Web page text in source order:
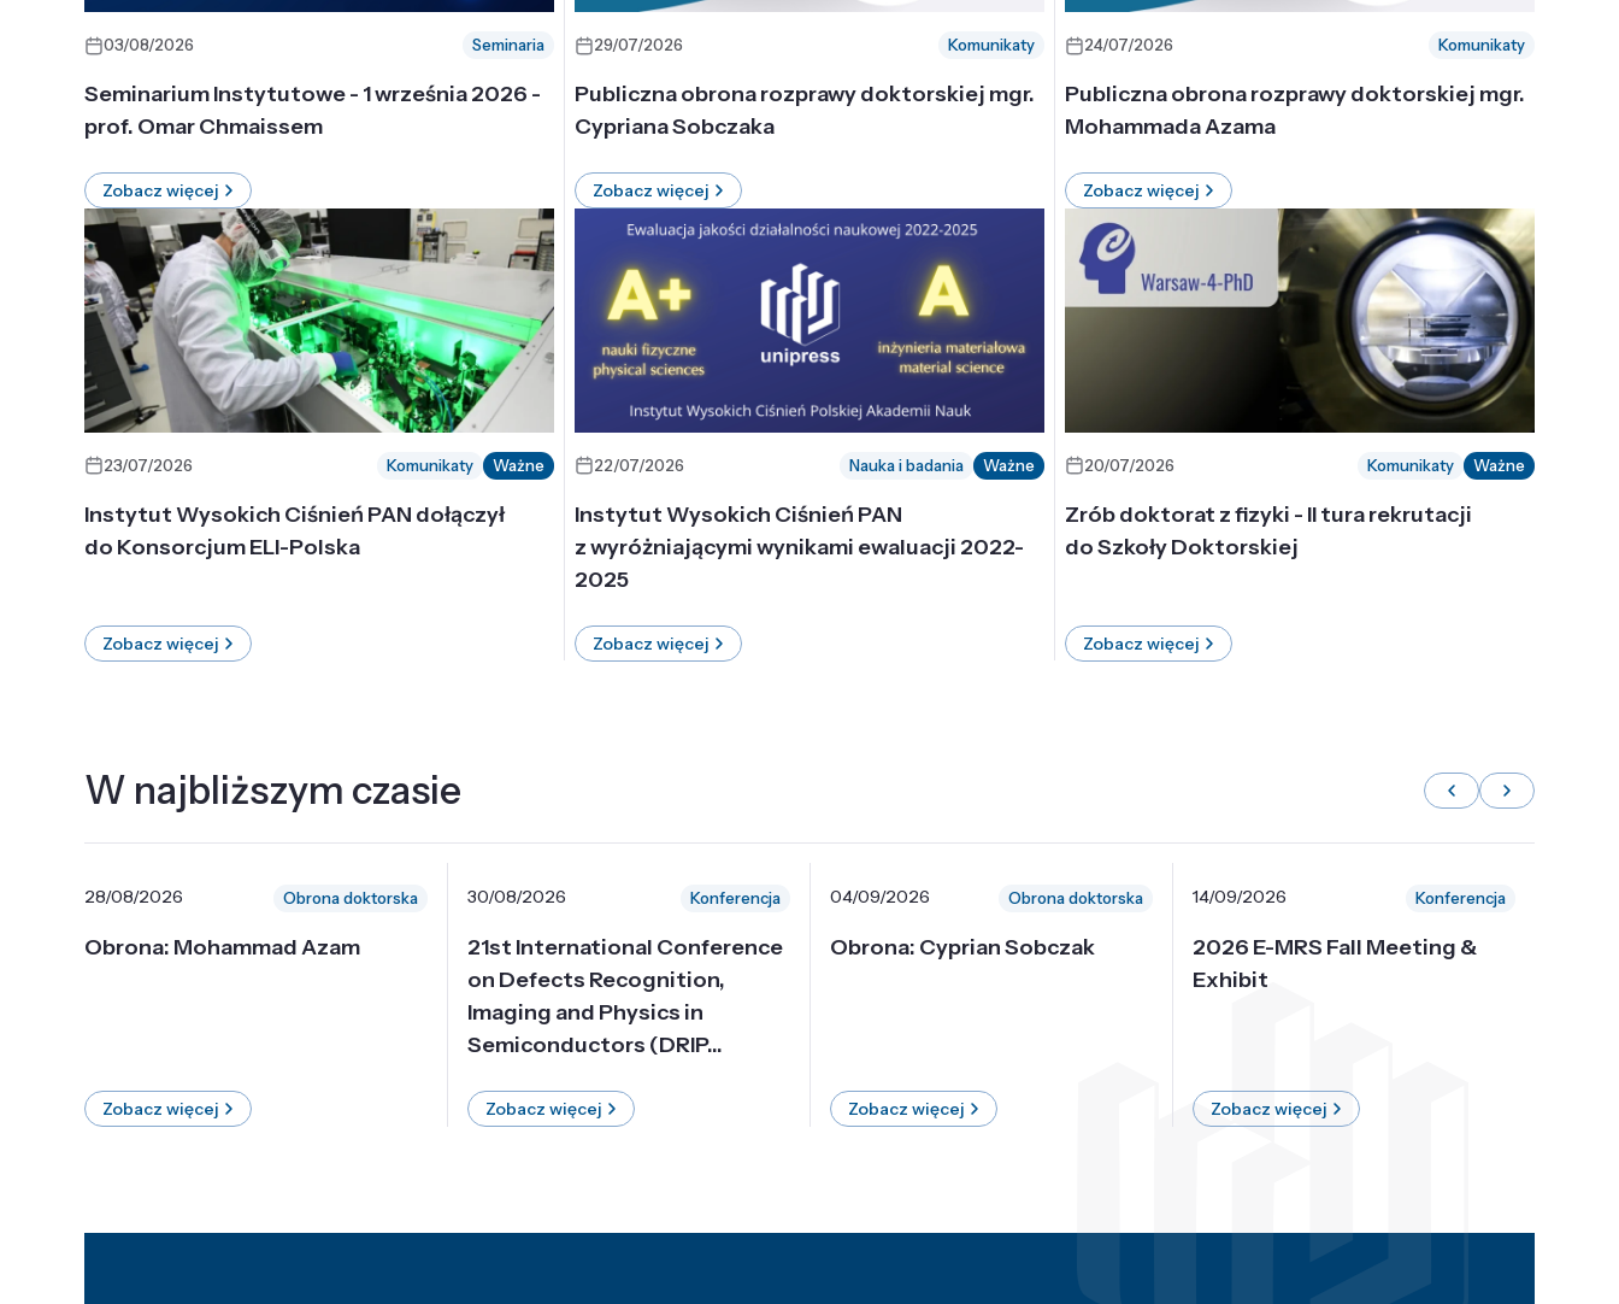
03/08/2026 Seminaria
Seminarium Instytutowe - 1 września 2026 -
prof. Omar Chmaissem
Zobacz więcej
29/07/2026 Komunikaty
Publiczna obrona rozprawy doktorskiej mgr.
Cypriana Sobczaka
Zobacz więcej
24/07/2026 Komunikaty
Publiczna obrona rozprawy doktorskiej mgr.
Mohammada Azama
Zobacz więcej
23/07/2026 Komunikaty Ważne
Instytut Wysokich Ciśnień PAN dołączył
do Konsorcjum ELI-Polska
Zobacz więcej
22/07/2026 Nauka i badania Ważne
Instytut Wysokich Ciśnień PAN
z wyróżniającymi wynikami ewaluacji 2022-
2025
Zobacz więcej
20/07/2026 Komunikaty Ważne
Zrób doktorat z fizyki - II tura rekrutacji
do Szkoły Doktorskiej
Zobacz więcej
W najbliższym czasie
28/08/2026 Obrona doktorska
Obrona: Mohammad Azam
Zobacz więcej
30/08/2026 Konferencja
21st International Conference
on Defects Recognition,
Imaging and Physics in
Semiconductors (DRIP...
Zobacz więcej
04/09/2026 Obrona doktorska
Obrona: Cyprian Sobczak
Zobacz więcej
14/09/2026 Konferencja
2026 E-MRS Fall Meeting &
Exhibit
Zobacz więcej